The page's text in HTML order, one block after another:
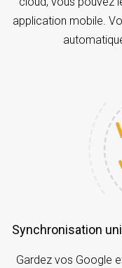
application mobile.
Synchronisation
Gardez vos Google